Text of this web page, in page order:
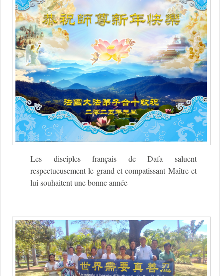
Les disciples français de Dafa saluent
respectueusement le grand et compatissant Maître et
lui souhaitent une bonne année